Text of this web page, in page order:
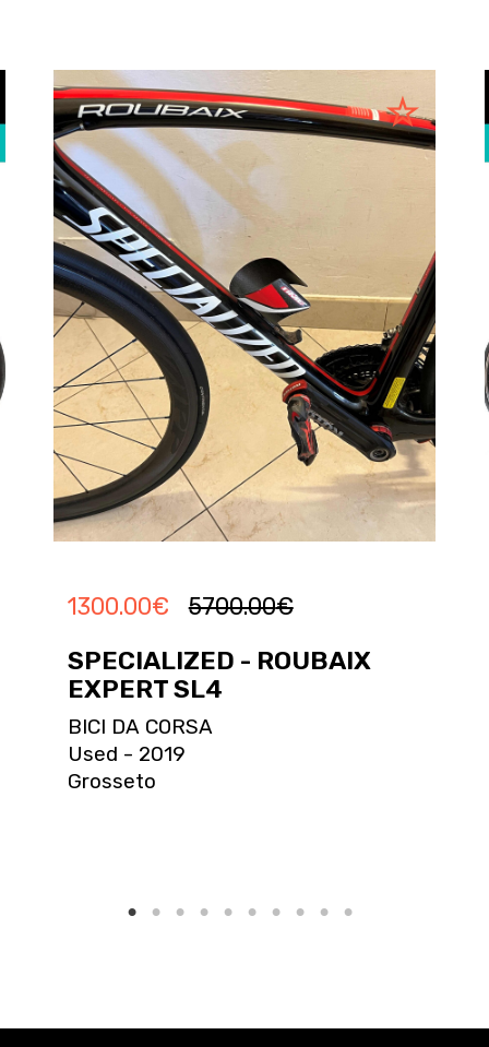
1300.00€ 5700.00€
SPECIALIZED - ROUBAIX
EXPERT SL4
BICI DA CORSA
Used - 2019
Grosseto